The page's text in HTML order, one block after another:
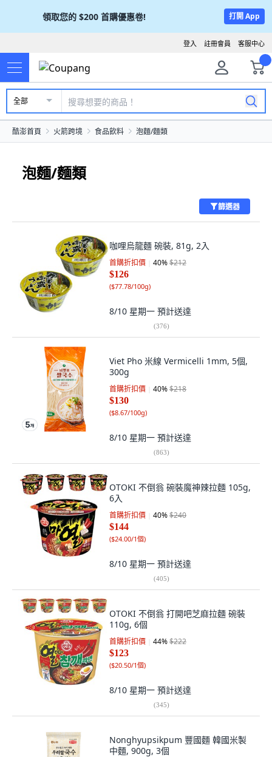
領取您的 $200 首購優惠卷! 打開 App
客服中心
註冊會員
登入
全部
酷澎首頁 火箭跨境 食品飲料 泡麵/麵類
泡麵/麵類
篩選器
咖哩烏龍麵 碗裝, 81g, 2入
首購折扣價 40%$212
$126
($77.78/100g)
8/10 星期一 預計送達
(376)
Viet Pho 米線 Vermicelli 1mm, 5個,
300g
首購折扣價 40%$218
$130
($8.67/100g)
8/10 星期一 預計送達
(863)
OTOKI 不倒翁 碗裝魔神辣拉麵 105g,
6入
首購折扣價 40%$240
$144
($24.00/1個)
8/10 星期一 預計送達
(405)
OTOKI 不倒翁 打開吧芝麻拉麵 碗裝
110g, 6個
首購折扣價 44%$222
$123
($20.50/1個)
8/10 星期一 預計送達
(345)
Nonghyupsikpum 豐國麵 韓國米製
中麵, 900g, 3個